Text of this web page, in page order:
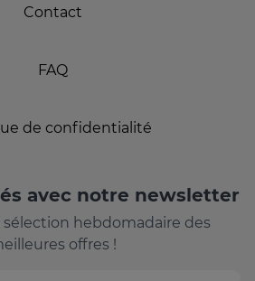
Contact
FAQ
de confidentialité
avec notre newsletter
sélection hebdomadaire des
offres !